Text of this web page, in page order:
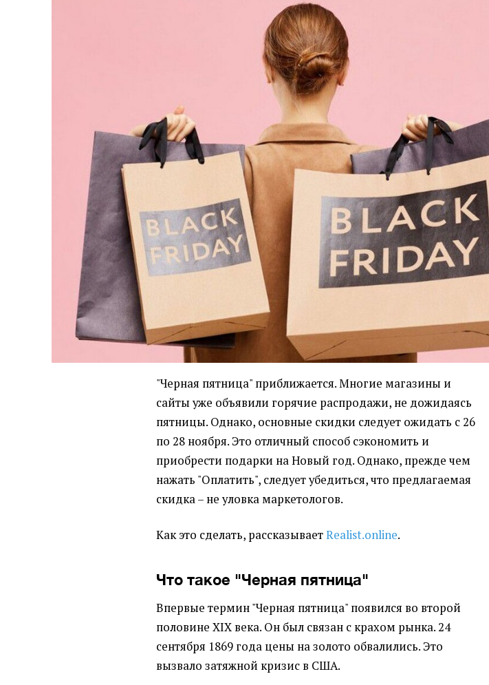
"Черная пятница" приближается. Многие магазины и
сайты уже объявили горячие распродажи, не дожидаясь
пятницы. Однако, основные скидки следует ожидать с 26
по 28 ноября. Это отличный способ сэкономить и
приобрести подарки на Новый год. Однако, прежде чем
нажать "Оплатить", следует убедиться, что предлагаемая
скидка – не уловка маркетологов.
Как это сделать, рассказываетRealist.online.
Что такое "Черная пятница"
Впервые термин "Черная пятница" появился во второй
половине XIX века. Он был связан с крахом рынка. 24
сентября 1869 года цены на золото обвалились. Это
вызвало затяжной кризис в США.